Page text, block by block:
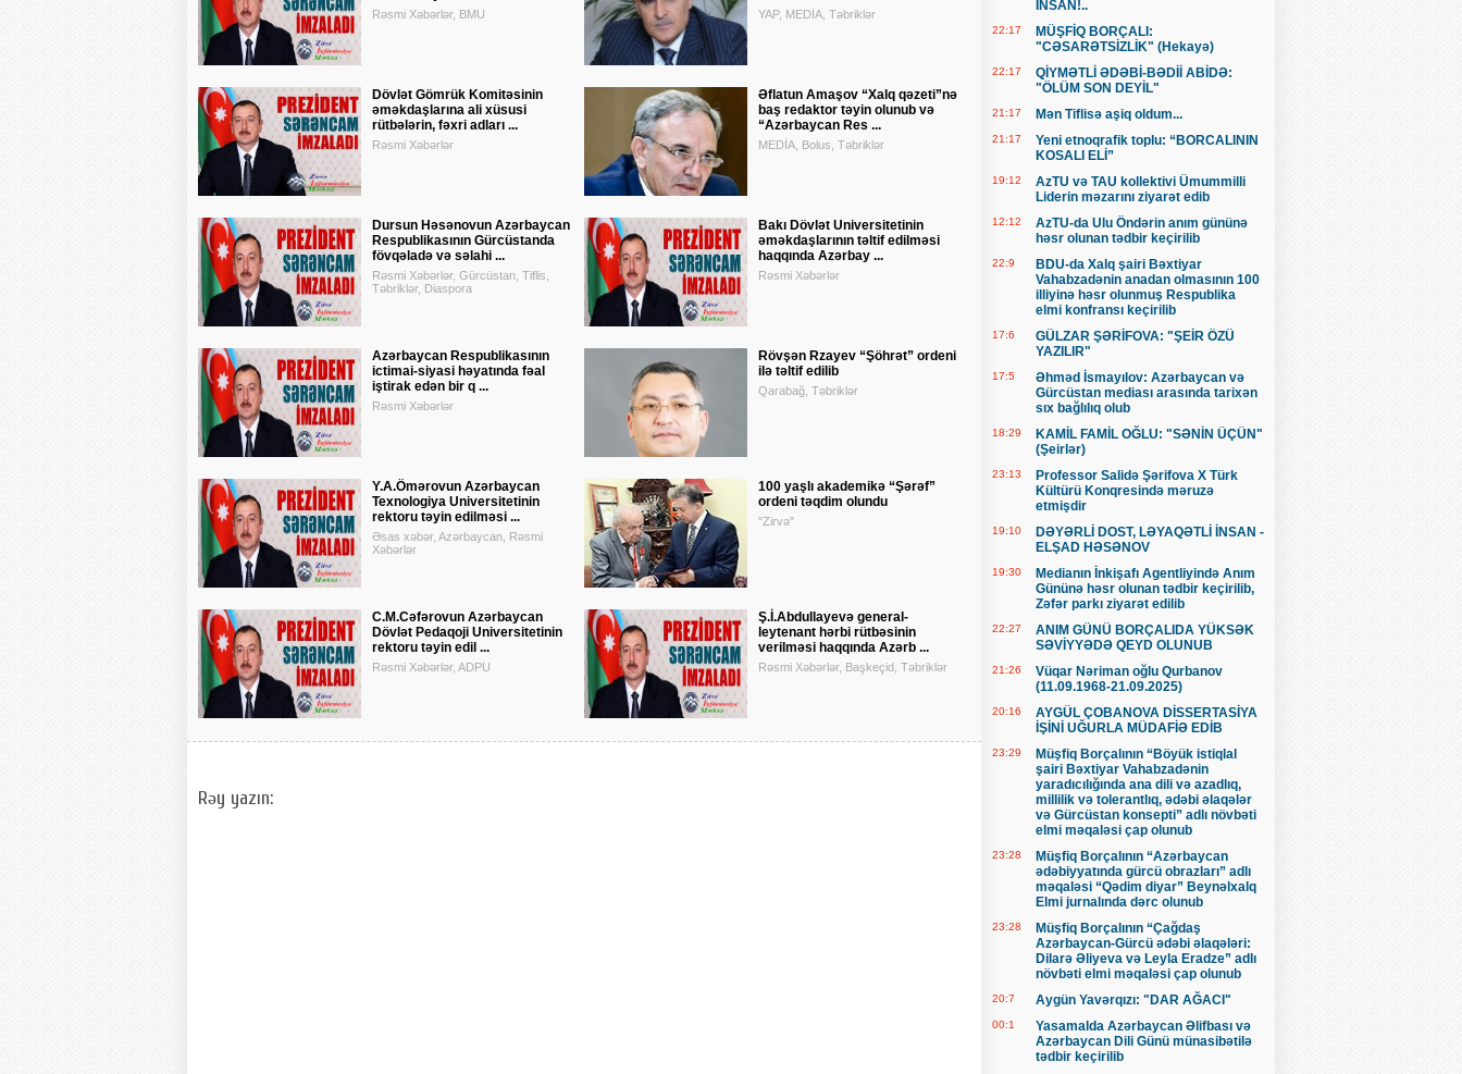
Rəsmi Xəbərlər, BMU YAP, MEDİA, Təbriklər
Dövlət Gömrük Komitəsinin
əməkdaşlarına ali xüsusi
rütbələrin, fəxri adları ...
Rəsmi Xəbərlər
Əflatun Amaşov “Xalq qəzeti”nə
baş redaktor təyin olunub və
“Azərbaycan Res ...
MEDİA, Bolus, Təbriklər
Dursun Həsənovun Azərbaycan
Respublikasının Gürcüstanda
fövqəladə və səlahi ...
Rəsmi Xəbərlər, Gürcüstan, Tiflis,
Təbriklər, Diaspora
Bakı Dövlət Universitetinin
əməkdaşlarının təltif edilməsi
haqqında Azərbay ...
Rəsmi Xəbərlər
Azərbaycan Respublikasının
ictimai-siyasi həyatında fəal
iştirak edən bir q ...
Rəsmi Xəbərlər
Rövşən Rzayev “Şöhrət” ordeni
ilə təltif edilib
Qarabağ, Təbriklər
Y.A.Ömərovun Azərbaycan
Texnologiya Universitetinin
rektoru təyin edilməsi ...
Əsas xəbər, Azərbaycan, Rəsmi
Xəbərlər
100 yaşlı akademikə “Şərəf”
ordeni təqdim olundu
"Zirvə"
C.M.Cəfərovun Azərbaycan
Dövlət Pedaqoji Universitetinin
rektoru təyin edil ...
Rəsmi Xəbərlər, ADPU
Ş.İ.Abdullayevə general-
leytenant hərbi rütbəsinin
verilməsi haqqında Azərb ...
Rəsmi Xəbərlər, Başkeçid, Təbriklər
Rəy yazın:
İNSAN!..
22:17
MÜŞFİQ BORÇALI:
"CƏSARƏTSİZLİK" (Hekayə)
22:17
QİYMƏTLİ ƏDƏBİ-BƏDİİ ABİDƏ:
"ÖLÜM SON DEYİL"
21:17 Mən Tiflisə aşiq oldum...
21:17
Yeni etnoqrafik toplu: “BORCALININ
KOSALI ELİ”
19:12
AzTU və TAU kollektivi Ümummilli
Liderin məzarını ziyarət edib
12:12
AzTU-da Ulu Öndərin anım gününə
həsr olunan tədbir keçirilib
22:9
BDU-da Xalq şairi Bəxtiyar
Vahabzadənin anadan olmasının 100
illiyinə həsr olunmuş Respublika
elmi konfransı keçirilib
17:6
GÜLZAR ŞƏRİFOVA: "ŞEİR ÖZÜ
YAZILIR"
17:5
Əhməd İsmayılov: Azərbaycan və
Gürcüstan mediası arasında tarixən
sıx bağlılıq olub
18:29
KAMİL FAMİL OĞLU: "SƏNİN ÜÇÜN"
(Şeirlər)
23:13
Professor Salidə Şərifova X Türk
Kültürü Konqresində məruzə
etmişdir
19:10
DƏYƏRLİ DOST, LƏYAQƏTLİ İNSAN -
ELŞAD HƏSƏNOV
19:30
Medianın İnkişafı Agentliyində Anım
Gününə həsr olunan tədbir keçirilib,
Zəfər parkı ziyarət edilib
22:27
ANIM GÜNÜ BORÇALIDA YÜKSƏK
SƏVİYYƏDƏ QEYD OLUNUB
21:26
Vüqar Nəriman oğlu Qurbanov
(11.09.1968-21.09.2025)
20:16
AYGÜL ÇOBANOVA DİSSERTASİYA
İŞİNİ UĞURLA MÜDAFİƏ EDİB
23:29
Müşfiq Borçalının “Böyük istiqlal
şairi Bəxtiyar Vahabzadənin
yaradıcılığında ana dili və azadlıq,
millilik və tolerantlıq, ədəbi əlaqələr
və Gürcüstan konsepti” adlı növbəti
elmi məqaləsi çap olunub
23:28
Müşfiq Borçalının “Azərbaycan
ədəbiyyatında gürcü obrazları” adlı
məqaləsi “Qədim diyar” Beynəlxalq
Elmi jurnalında dərc olunub
23:28
Müşfiq Borçalının “Çağdaş
Azərbaycan-Gürcü ədəbi əlaqələri:
Dilarə Əliyeva və Leyla Eradze” adlı
növbəti elmi məqaləsi çap olunub
20:7 Aygün Yavərqızı: "DAR AĞACI"
00:1
Yasamalda Azərbaycan Əlifbası və
Azərbaycan Dili Günü münasibətilə
tədbir keçirilib